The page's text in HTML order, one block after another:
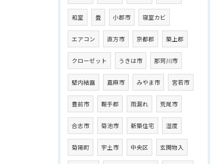
和室 畳 小郡市 寝室カビ
エアコン 直方市 京都郡 築上郡
クローゼット うきは市 那珂川市
壁内結露 嘉麻市 みやま市 宮若市
豊前市 鞍手郡 雨漏れ 荒尾市
合志市 菊池市 新築住宅 湿度
菊陽町 宇土市 中央区 玄関物入